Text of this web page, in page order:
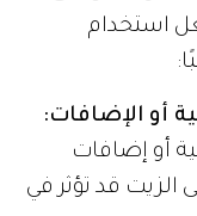
استخدام
أو الإضافات:
أو إضافات
الزيت قد تؤثر في